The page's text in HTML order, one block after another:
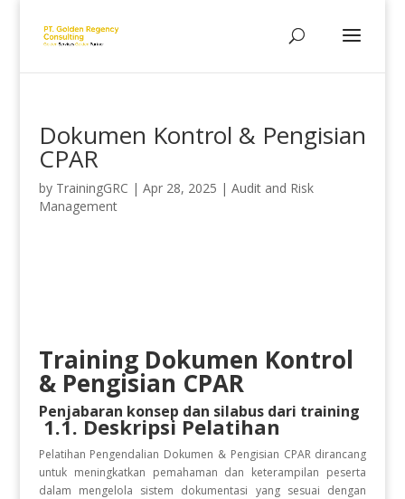
Dokumen Kontrol & Pengisian
CPAR
by TrainingGRC | Apr 28, 2025 | Audit and Risk
Management
Training Dokumen Kontrol
& Pengisian CPAR
Penjabaran konsep dan silabus dari training
1.1. Deskripsi Pelatihan
Pelatihan Pengendalian Dokumen & Pengisian CPAR dirancang
untuk meningkatkan pemahaman dan keterampilan peserta
dalam mengelola sistem dokumentasi yang sesuai dengan